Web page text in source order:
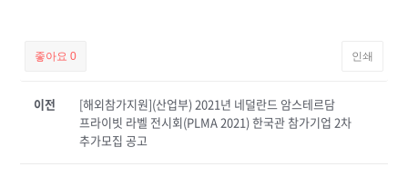
좋아요0 인쇄
이전
[해외참가지원](산업부) 2021년 네덜란드 암스테르담
프라이빗 라벨 전시회(PLMA 2021) 한국관 참가기업 2차
추가모집 공고